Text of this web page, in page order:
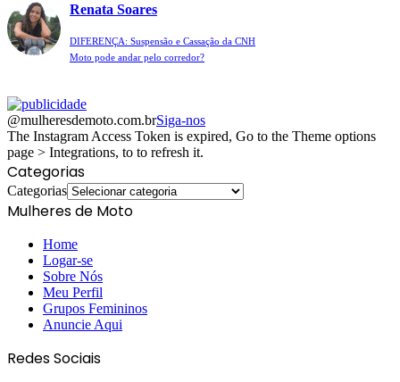
Renata Soares
DIFERENÇA: Suspensão e Cassação da CNH
Moto pode andar pelo corredor?
@mulheresdemoto.com.brSiga-nos
The Instagram Access Token is expired, Go to the Theme options
page > Integrations, to to refresh it.
Categorias
Categorias
Mulheres de Moto
Home
Logar-se
Sobre Nós
Meu Perfil
Grupos Femininos
Anuncie Aqui
Redes Sociais